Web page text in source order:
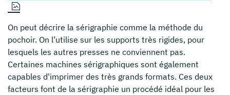
On peut décrire la sérigraphie comme la méthode du
pochoir. On l’utilise sur les supports très rigides, pour
lesquels les autres presses ne conviennent pas.
Certaines machines sérigraphiques sont également
capables d'imprimer des très grands formats. Ces deux
facteurs font de la sérigraphie un procédé idéal pour les